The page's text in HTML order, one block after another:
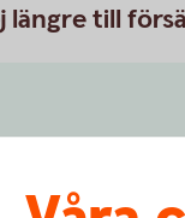
längre till
inom Sverige